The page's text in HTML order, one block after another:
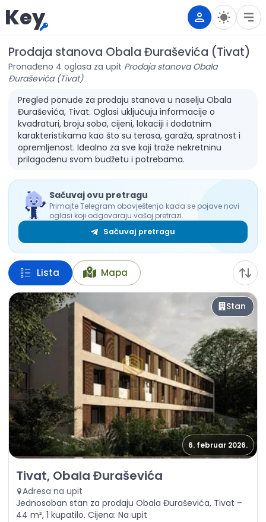
Key
Prodaja stanova Obala Đuraševića (Tivat)
Pronađeno 4 oglasa za upit Prodaja stanova Obala
Đuraševića (Tivat)
Pregled ponude za prodaju stanova u naselju Obala
Đuraševića, Tivat. Oglasi uključuju informacije o
kvadraturi, broju soba, cijeni, lokaciji i dodatnim
karakteristikama kao što su terasa, garaža, spratnost i
opremljenost. Idealno za sve koji traže nekretninu
prilagođenu svom budžetu i potrebama.
Sačuvaj ovu pretragu
Primajte Telegram obavještenja kada se pojave novi
oglasi koji odgovaraju vašoj pretrazi.
Sačuvaj pretragu
Lista Mapa
Stan
6. februar 2026.
Prodaja - Stan Tivat, Obala Đuraševića
Tivat, Obala Đuraševića
Adresa na upit
Jednosoban stan za prodaju Obala Đuraševića, Tivat –
44 m², 1 kupatilo. Cijena: Na upit